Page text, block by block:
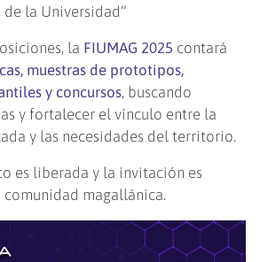
la Universidad”
la FIUMAG 2025 contará
muestras de prototipos,
y concursos, buscando
y fortalecer el vínculo entre la
y las necesidades del territorio.
es liberada y la invitación es
magallánica.